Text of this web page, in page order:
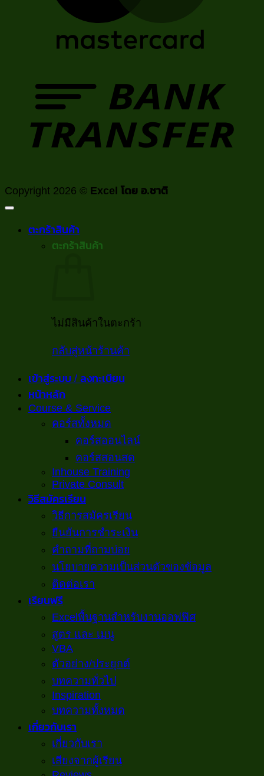
Copyright 2026 © Excel โดย อ.ชาติ
ตะกร้าสินค้า
ตะกร้าสินค้า
ไม่มีสินค้าในตะกร้า
กลับสู่หน้าร้านค้า
เข้าสู่ระบบ / ลงทะเบียน
หน้าหลัก
Course & Service
คอร์สทั้งหมด
คอร์สออนไลน์
คอร์สสอนสด
Inhouse Training
Private Consult
วิธีสมัครเรียน
วิธีการสมัครเรียน
ยืนยันการชำระเงิน
คำถามที่ถามบ่อย
นโยบายความเป็นส่วนตัวของข้อมูล
ติดต่อเรา
เรียนฟรี
Excelพื้นฐานสำหรับงานออฟฟิศ
สูตร และ เมนู
VBA
ตัวอย่าง/ประยุกต์
บทความทั่วไป
Inspiration
บทความทั้งหมด
เกี่ยวกับเรา
เกี่ยวกับเรา
เสียงจากผู้เรียน